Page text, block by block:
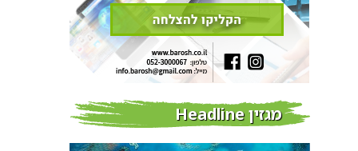
מגזין Headline